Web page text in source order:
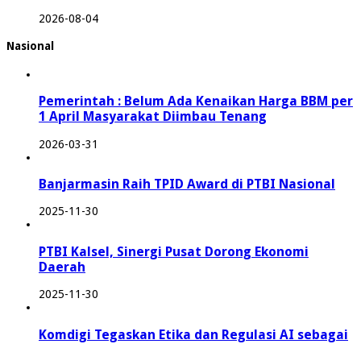
2026-08-04
Nasional
Pemerintah : Belum Ada Kenaikan Harga BBM per
1 April Masyarakat Diimbau Tenang
2026-03-31
Banjarmasin Raih TPID Award di PTBI Nasional
2025-11-30
PTBI Kalsel, Sinergi Pusat Dorong Ekonomi
Daerah
2025-11-30
Komdigi Tegaskan Etika dan Regulasi AI sebagai